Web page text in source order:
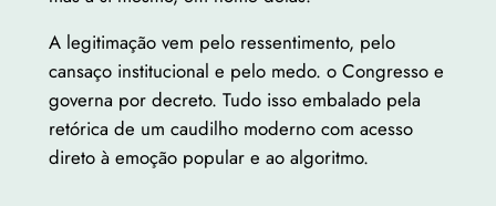
A legitimação vem pelo ressentimento, pelo
cansaço institucional e pelo medo. o Congresso e
governa por decreto. Tudo isso embalado pela
retórica de um caudilho moderno com acesso
direto à emoção popular e ao algoritmo.